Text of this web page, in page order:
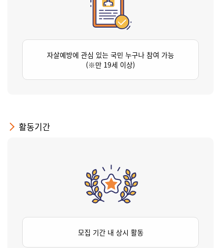
자살예방에 관심 있는 국민 누구나 참여 가능
(※만 19세 이상)
활동기간
모집 기간 내 상시 활동